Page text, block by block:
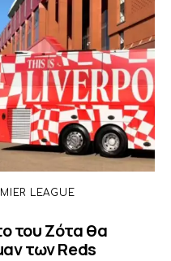
LEAGUE
του Ζότα θα
των Reds